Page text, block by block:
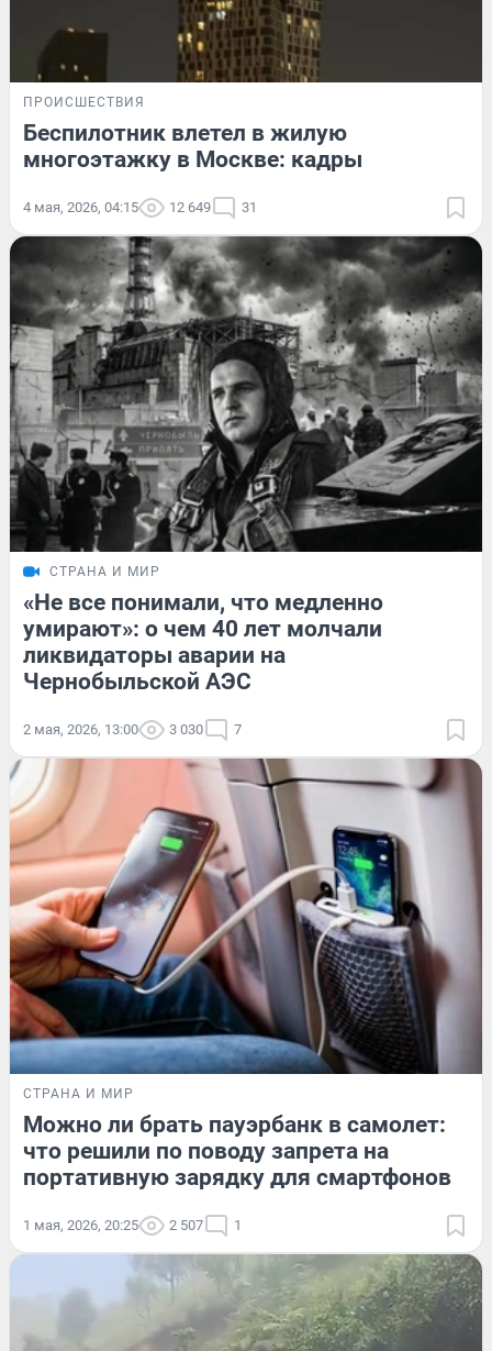
ПРОИСШЕСТВИЯ
Беспилотник влетел в жилую
многоэтажку в Москве: кадры
4 мая, 2026, 04:15 12 649 31
СТРАНА И МИР
«Не все понимали, что медленно
умирают»: о чем 40 лет молчали
ликвидаторы аварии на
Чернобыльской АЭС
2 мая, 2026, 13:00 3 030 7
СТРАНА И МИР
Можно ли брать пауэрбанк в самолет:
что решили по поводу запрета на
портативную зарядку для смартфонов
1 мая, 2026, 20:25 2 507 1